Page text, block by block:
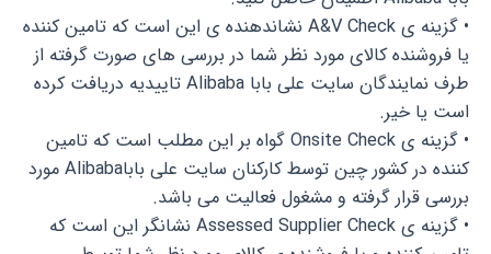
• گزینه ی A&V Check نشاندهنده ی این است که تامین کننده
یا فروشنده کالای مورد نظر شما در بررسی های صورت گرفته از
طرف نمایندگان سایت علی بابا Alibaba تاییدیه دریافت کرده
است یا خیر.
• گزینه ی Onsite Check گواه بر این مطلب است که تامین
کننده در کشور چین توسط کارکنان سایت علی باباAlibaba مورد
بررسی قرار گرفته و مشغول فعالیت می باشد.
• گزینه ی Assessed Supplier Check نشانگر این است که